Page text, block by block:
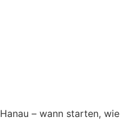
– wann starten, wie